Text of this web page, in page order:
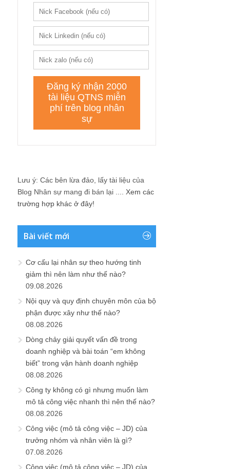
Lưu ý: Các bên lừa đảo, lấy tài liệu của
Blog Nhân sự mang đi bán lại .... Xem các
trường hợp khác ở đây!
Bài viết mới
Cơ cấu lại nhân sự theo hướng tinh
giảm thì nên làm như thế nào?
09.08.2026
Nội quy và quy định chuyên môn của bộ
phận được xây như thế nào?
08.08.2026
Dòng chảy giải quyết vấn đề trong
doanh nghiệp và bài toán “em không
biết” trong vận hành doanh nghiệp
08.08.2026
Công ty không có gì nhưng muốn làm
mô tả công việc nhanh thì nên thế nào?
08.08.2026
Công việc (mô tả công việc – JD) của
trưởng nhóm và nhân viên là gì?
07.08.2026
Công việc (mô tả công việc – JD) của